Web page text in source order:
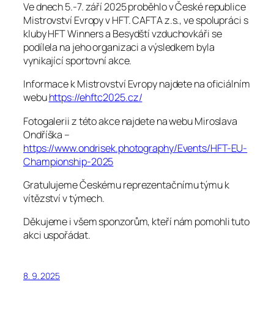
Ve dnech 5.-7. září 2025 proběhlo v České republice
Mistrovství Evropy v HFT. CAFTA z.s., ve spolupráci s
kluby HFT Winners a Besydští vzduchovkáři se
podílela na jeho organizaci a výsledkem byla
vynikající sportovní akce.
Informace k Mistrovství Evropy najdete na oficiálním
webuhttps://ehftc2025.cz/
Fotogalerii z této akce najdete na webu Miroslava
Ondříška –
https://www.ondrisek.photography/Events/HFT-EU-
Championship-2025
Gratulujeme Českému reprezentačnímu týmu k
vítězství v týmech.
Děkujeme i všem sponzorům, kteří nám pomohli tuto
akci uspořádat.
8. 9. 2025